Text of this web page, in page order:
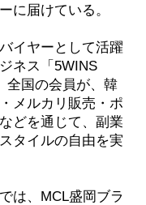
に届けている。
イヤーとして活躍
ネス「5WINS
全国の会員が、韓
メルカリ販売・ポ
どを通じて、副業
タイルの自由を実
は、MCL盛岡ブラ